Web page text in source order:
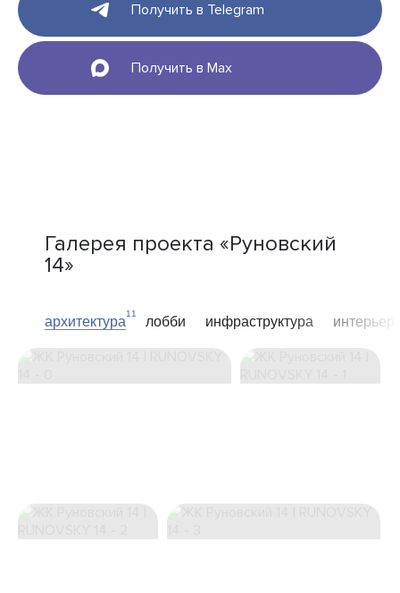
Получить в Telegram
Получить в Max
Галерея проекта «Руновский
14»
архитектура
11
лобби инфраструктура